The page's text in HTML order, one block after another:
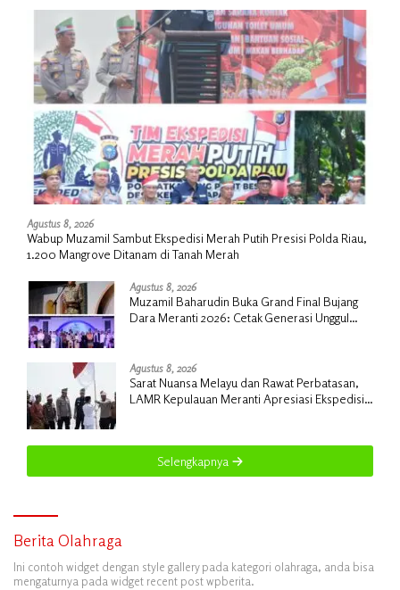
Agustus 8, 2026
Wabup Muzamil Sambut Ekspedisi Merah Putih Presisi Polda Riau,
1.200 Mangrove Ditanam di Tanah Merah
Agustus 8, 2026
Muzamil Baharudin Buka Grand Final Bujang
Dara Meranti 2026: Cetak Generasi Unggul
Agustus 8, 2026
Sarat Nuansa Melayu dan Rawat Perbatasan,
LAMR Kepulauan Meranti Apresiasi Ekspedisi
Selengkapnya
Berita Olahraga
Ini contoh widget dengan style gallery pada kategori olahraga, anda bisa
mengaturnya pada widget recent post wpberita.